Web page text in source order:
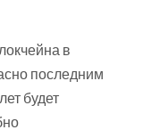
в
последним
будет